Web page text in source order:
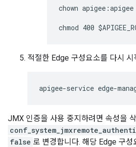
chown
chmod 400
적절한 Edge 구성요소를 다시 시
apigee-service edge-
JMX 인증을 사용 중지하려면 속성을
false 로 변경합니다. 해당 Edge 구성